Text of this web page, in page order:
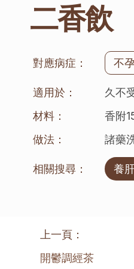
二香飲
對應病症： 不
適用於：
久不
材料：
香附
做法：
諸藥
相關搜尋： 養
上一頁：
開鬱調經茶